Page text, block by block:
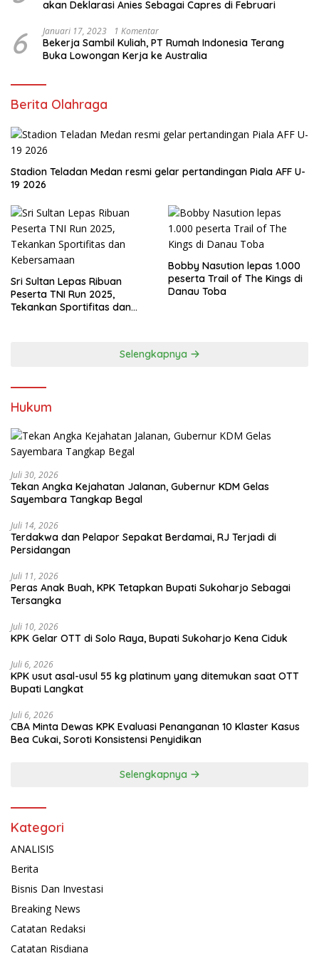
akan Deklarasi Anies Sebagai Capres di Februari
6 Januari 17, 2023 1 Komentar
Bekerja Sambil Kuliah, PT Rumah Indonesia Terang
Buka Lowongan Kerja ke Australia
Berita Olahraga
Stadion Teladan Medan resmi gelar pertandingan Piala AFF U-
19 2026
Sri Sultan Lepas Ribuan
Peserta TNI Run 2025,
Tekankan Sportifitas dan
Bobby Nasution lepas 1.000
peserta Trail of The Kings di
Danau Toba
Selengkapnya
Hukum
Juli 30, 2026
Tekan Angka Kejahatan Jalanan, Gubernur KDM Gelas
Sayembara Tangkap Begal
Juli 14, 2026
Terdakwa dan Pelapor Sepakat Berdamai, RJ Terjadi di
Persidangan
Juli 11, 2026
Peras Anak Buah, KPK Tetapkan Bupati Sukoharjo Sebagai
Tersangka
Juli 10, 2026
KPK Gelar OTT di Solo Raya, Bupati Sukoharjo Kena Ciduk
Juli 6, 2026
KPK usut asal-usul 55 kg platinum yang ditemukan saat OTT
Bupati Langkat
Juli 6, 2026
CBA Minta Dewas KPK Evaluasi Penanganan 10 Klaster Kasus
Bea Cukai, Soroti Konsistensi Penyidikan
Selengkapnya
Kategori
ANALISIS
Berita
Bisnis Dan Investasi
Breaking News
Catatan Redaksi
Catatan Risdiana